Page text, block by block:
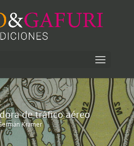
de tráfico aéreo
Kramer